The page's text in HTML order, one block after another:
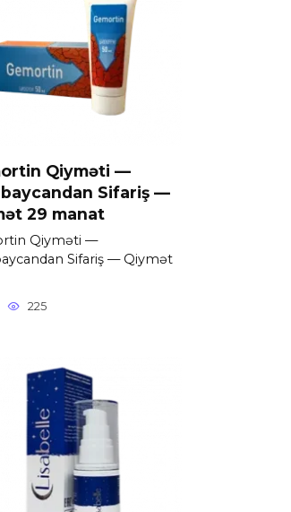
Qiyməti —
Sifariş —
29 manat
Qiyməti —
Sifariş — Qiymət
225